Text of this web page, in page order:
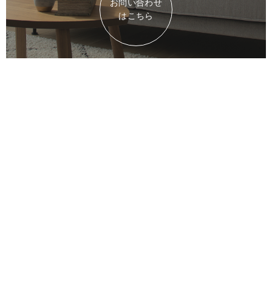
お問い合わせ
はこちら